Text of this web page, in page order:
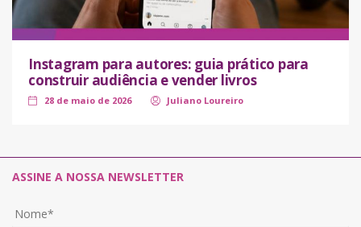
Instagram para autores: guia prático para
construir audiência e vender livros
28 de maio de 2026 Juliano Loureiro
ASSINE A NOSSA NEWSLETTER